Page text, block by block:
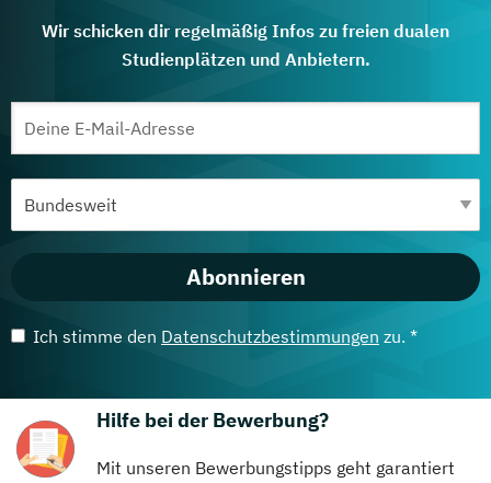
Wir schicken dir regelmäßig Infos zu freien dualen
Studienplätzen und Anbietern.
Abonnieren
Ich stimme den Datenschutzbestimmungen zu. *
Hilfe bei der Bewerbung?
Mit unseren Bewerbungstipps geht garantiert